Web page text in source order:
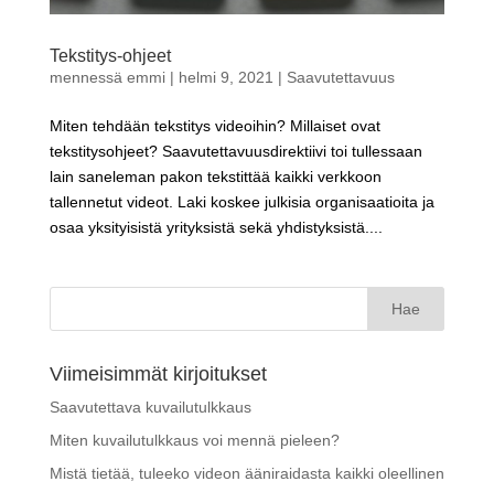
Tekstitys-ohjeet
mennessä emmi| helmi 9, 2021 | Saavutettavuus
Miten tehdään tekstitys videoihin? Millaiset ovat
tekstitysohjeet? Saavutettavuusdirektiivi toi tullessaan
lain saneleman pakon tekstittää kaikki verkkoon
tallennetut videot. Laki koskee julkisia organisaatioita ja
osaa yksityisistä yrityksistä sekä yhdistyksistä....
Haku:
Viimeisimmät kirjoitukset
Saavutettava kuvailutulkkaus
Miten kuvailutulkkaus voi mennä pieleen?
Mistä tietää, tuleeko videon ääniraidasta kaikki oleellinen